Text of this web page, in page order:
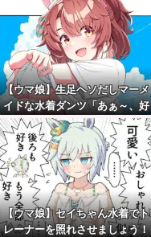
【ウマ娘】生足ヘソだしマーメ
イドな水着ダンツ「あぁ～、好
き」
【ウマ娘】セイちゃん水着でト
レーナーを照れさせましょう！